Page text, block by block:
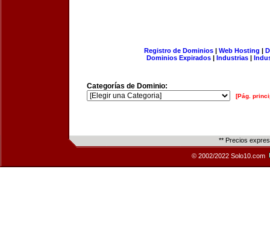
Registro de Dominios| Web Hosting |
Dominios Expirados | Industrias |
Categorías de Dominio:
[Pág.
** Precios
© 2002/2022 Solo10.com